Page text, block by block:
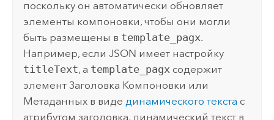
поскольку он автоматически обновляет
элементы компоновки, чтобы они могли
быть размещены в template_pagx.
Например, если JSON имеет настройку
titleText, а template_pagx содержит
элемент Заголовка Компоновки или
Метаданных в виде динамического текста с
атрибутом заголовка, динамический текст в